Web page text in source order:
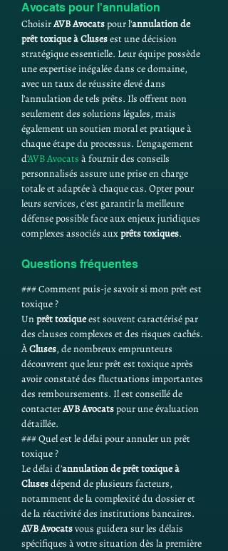
Avocats pour l'annulation
Choisir AVB Avocats pour l'annulation de
prêt toxique à Cluses est une décision
stratégique essentielle. Leur équipe possède
une expertise inégalée dans ce domaine,
avec un taux de réussite élevé dans
l'annulation de tels prêts. Ils offrent non
seulement des solutions légales, mais
également un soutien moral et pratique à
chaque étape du processus. L'engagement
d'AVB Avocats à fournir des conseils
personnalisés assure une prise en charge
totale et adaptée à chaque cas. Opter pour
leurs services, c'est garantir la meilleure
défense possible face aux enjeux juridiques
complexes associés aux prêts toxiques.
Questions fréquentes
### Comment puis-je savoir si mon prêt est
toxique ?
Un prêt toxique est souvent caractérisé par
des clauses complexes et des risques cachés.
À Cluses, de nombreux emprunteurs
découvrent que leur prêt est toxique après
avoir constaté des fluctuations importantes
des remboursements. Il est conseillé de
contacter AVB Avocats pour une évaluation
détaillée.
### Quel est le délai pour annuler un prêt
toxique ?
Le délai d'annulation de prêt toxique à
Cluses dépend de plusieurs facteurs,
notamment de la complexité du dossier et
de la réactivité des institutions bancaires.
AVB Avocats vous guidera sur les délais
spécifiques à votre situation dès la première